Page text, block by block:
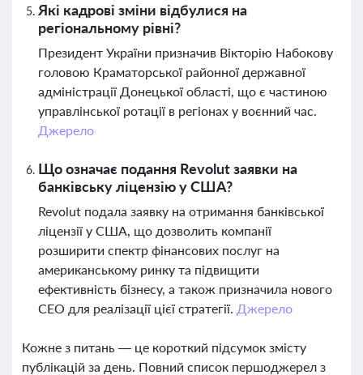
Які кадрові зміни відбулися на
регіональному рівні?
Президент України призначив Вікторію Набокову
головою Краматорської районної державної
адміністрації Донецької області, що є частиною
управлінської ротації в регіонах у воєнний час.
Джерело
Що означає подання Revolut заявки на
банківську ліцензію у США?
Revolut подала заявку на отримання банківської
ліцензії у США, що дозволить компанії
розширити спектр фінансових послуг на
американському ринку та підвищити
ефективність бізнесу, а також призначила нового
CEO для реалізації цієї стратегії. Джерело
Кожне з питань — це короткий підсумок змісту
публікацій за день. Повний список першоджерел з